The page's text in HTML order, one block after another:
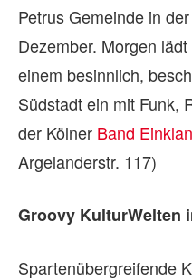
Petrus Gemeinde in
Dezember. Morgen
einem besinnlich,
Südstadt ein mit Funk,
der Kölner Band
Argelanderstr. 117)
Groovy KulturWelten
Spartenübergreifende